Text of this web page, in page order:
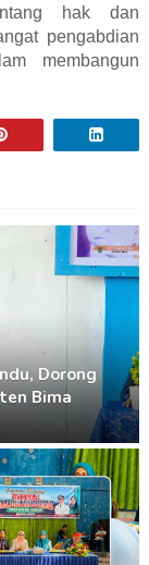
hak dan
pengabdian
membangun
Dorong
Bima